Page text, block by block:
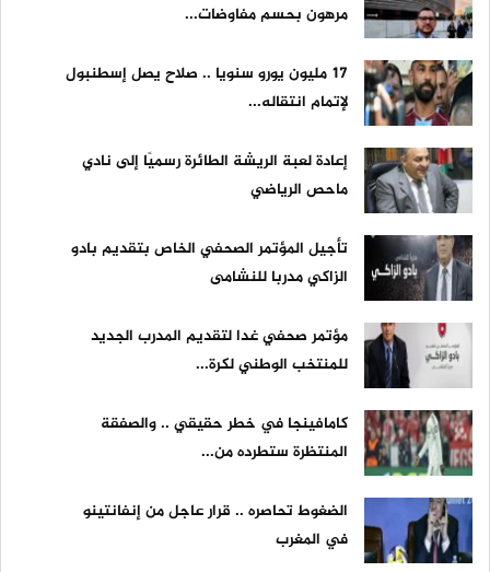
مرهون بحسم مفاوضات...
17 مليون يورو سنويا .. صلاح يصل إسطنبول
لإتمام انتقاله...
إعادة لعبة الريشة الطائرة رسميًا إلى نادي
ماحص الرياضي
تأجيل المؤتمر الصحفي الخاص بتقديم بادو
الزاكي مدربا للنشامى
مؤتمر صحفي غدا لتقديم المدرب الجديد
للمنتخب الوطني لكرة...
كامافينجا في خطر حقيقي .. والصفقة
المنتظرة ستطرده من...
الضغوط تحاصره .. قرار عاجل من إنفانتينو
في المغرب